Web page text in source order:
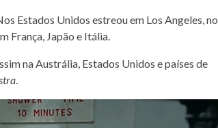
Estados Unidos estreou em Los Angeles, no
França, Japão e Itália.
na Austrália, Estados Unidos e países de
.